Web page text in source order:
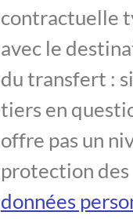
contractuelle
avec le
du transfert :
tiers en
offre pas un
protection des
données